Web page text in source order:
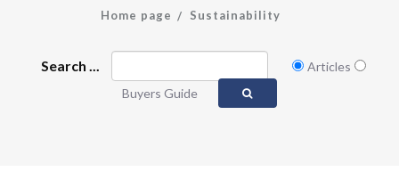
Home page Sustainability
Search ...
Articles
Buyers Guide